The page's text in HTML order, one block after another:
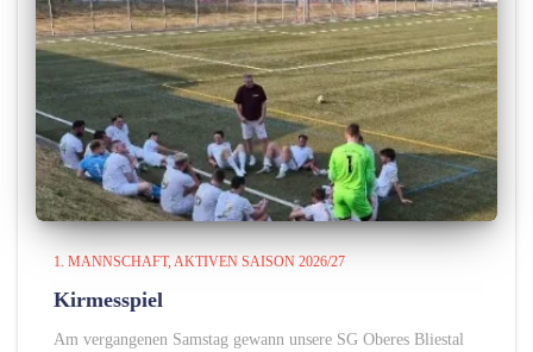
1. MANNSCHAFT AKTIVEN SAISON 2026/27
Kirmesspiel
Am vergangenen Samstag gewann unsere SG Oberes Bliestal